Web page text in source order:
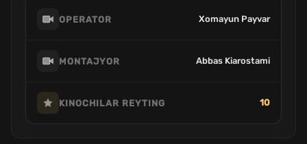
OPERATOR Xomayun Payvar
MONTAJYOR Abbas Kiarostami
KINOCHILAR REYTING 10